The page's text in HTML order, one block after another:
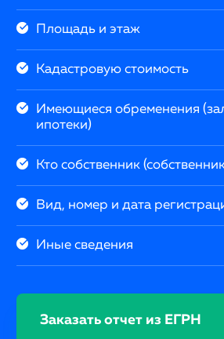
Площадь и этаж
Кадастровую стоимость
Имеющиеся обременения
ипотеки)
Кто собственник
Вид, номер и дата
Иные сведения
Заказать отчет из ЕГРН